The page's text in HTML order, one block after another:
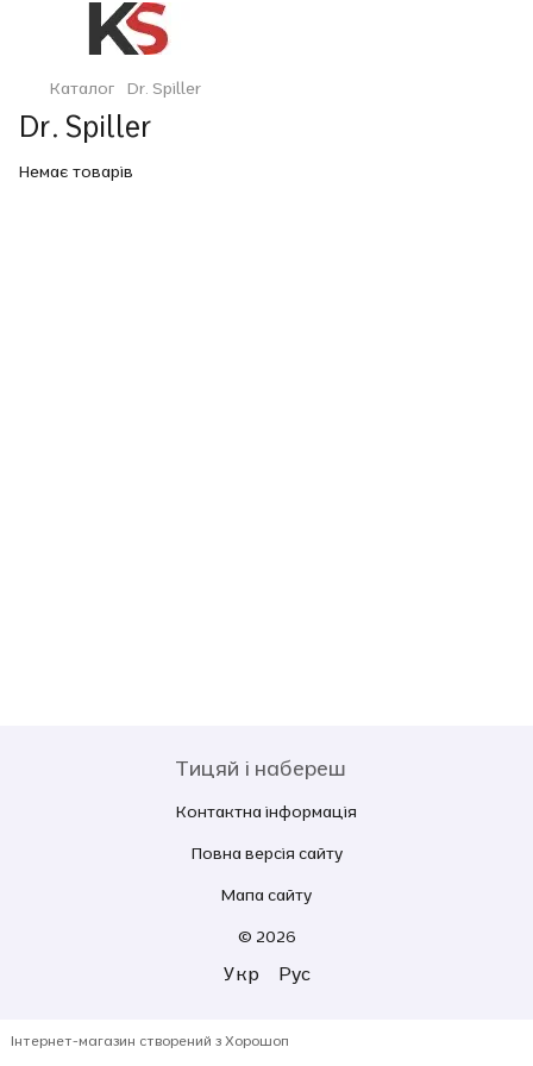
Каталог Dr. Spiller
Dr. Spiller
Немає товарів
Тицяй і набереш
Контактна інформація
Повна версія сайту
Мапа сайту
© 2026
Укр Рус
Інтернет-магазин створений з Хорошоп